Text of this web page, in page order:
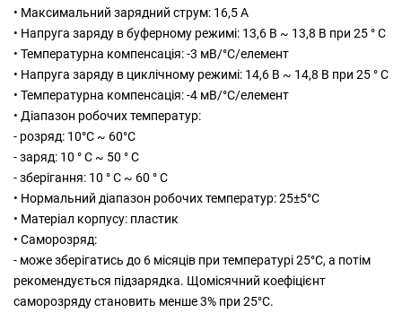
• Максимальний зарядний струм: 16,5 A
• Напруга заряду в буферному режимі: 13,6 В ~ 13,8 В при 25 ° С
• Температурна компенсація: -3 мВ/°C/елемент
• Напруга заряду в циклічному режимі: 14,6 В ~ 14,8 В при 25 ° С
• Температурна компенсація: -4 мВ/°C/елемент
• Діапазон робочих температур:
- розряд: 10°C ~ 60°C
- заряд: 10 ° C ~ 50 ° C
- зберігання: 10 ° C ~ 60 ° C
• Нормальний діапазон робочих температур: 25±5°C
• Матеріал корпусу: пластик
• Саморозряд:
- може зберігатись до 6 місяців при температурі 25°C, а потім
рекомендується підзарядка. Щомісячний коефіцієнт
саморозряду становить менше 3% при 25°C.